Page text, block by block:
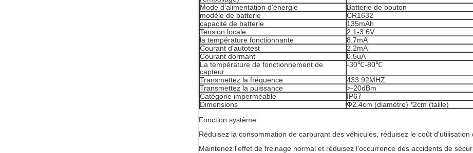
Mode d'alimentation d'énergie
Batterie de bouton
modèle de batterie
CR1632
capacité de batterie
135mAh
Tension locale
2.1-3.6V
la température fonctionnante
8.7mA
Courant d'autotest
2.2mA
Courant dormant
0.5uA
La température de fonctionnement de
capteur
-30℃-80℃
Transmettez la fréquence
433.92MHZ
Transmettez la puissance
>-20dBm
Catégorie imperméable
IP67
Dimensions
Φ2.4cm (diamètre) *2cm (taille)
Fonction système
Réduisez la consommation de carburant des véhicules, réduisez le coût d'utilisation
Maintenez l'effet de freinage normal et réduisez l'occurrence des accidents de